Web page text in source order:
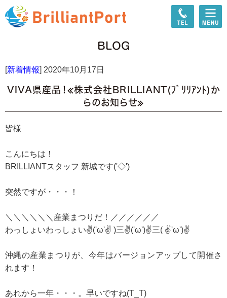
BLOG
[新着情報] 2020年10月17日
VIVA県産品！≪株式会社BRILLIANT(ﾌﾞﾘﾘｱﾝﾄ)か
らのお知らせ≫
皆様
こんにちは！
BRILLIANTスタッフ 新城です('◇')ゞ
突然ですが・・・！
＼＼＼＼＼＼産業まつりだ！／／／／／／
わっしょいわっしょい✌('ω'✌ )三✌('ω')✌三( ✌'ω')✌
沖縄の産業まつりが、今年はバージョンアップして開催さ
れます！
あれから一年・・・。早いですね(T_T)